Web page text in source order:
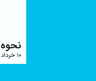
۱۰ خرداد ۰۵